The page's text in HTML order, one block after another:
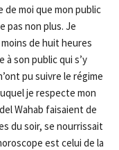
moi que mon public
pas non plus. Je
de huit heures
à son public qui s’y
pu suivre le régime
je respecte mon
Wahab faisaient de
du soir, se nourrissait
est celui de la